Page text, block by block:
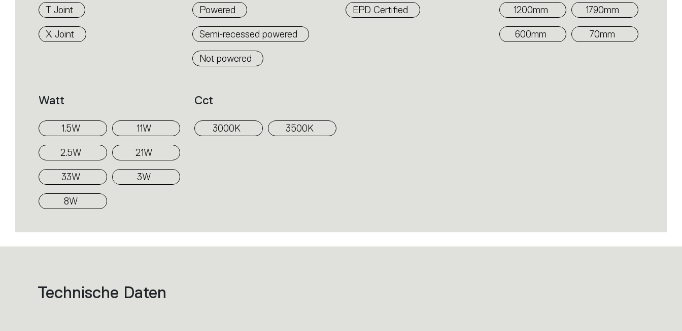
T Joint
X Joint
Powered
Semi-recessed powered
Not powered
EPD Certified 1200mm 1790mm
600mm 70mm
Watt
1.5W 11W
2.5W 21W
33W 3W
8W
Cct
3000K 3500K
List
Technische Daten